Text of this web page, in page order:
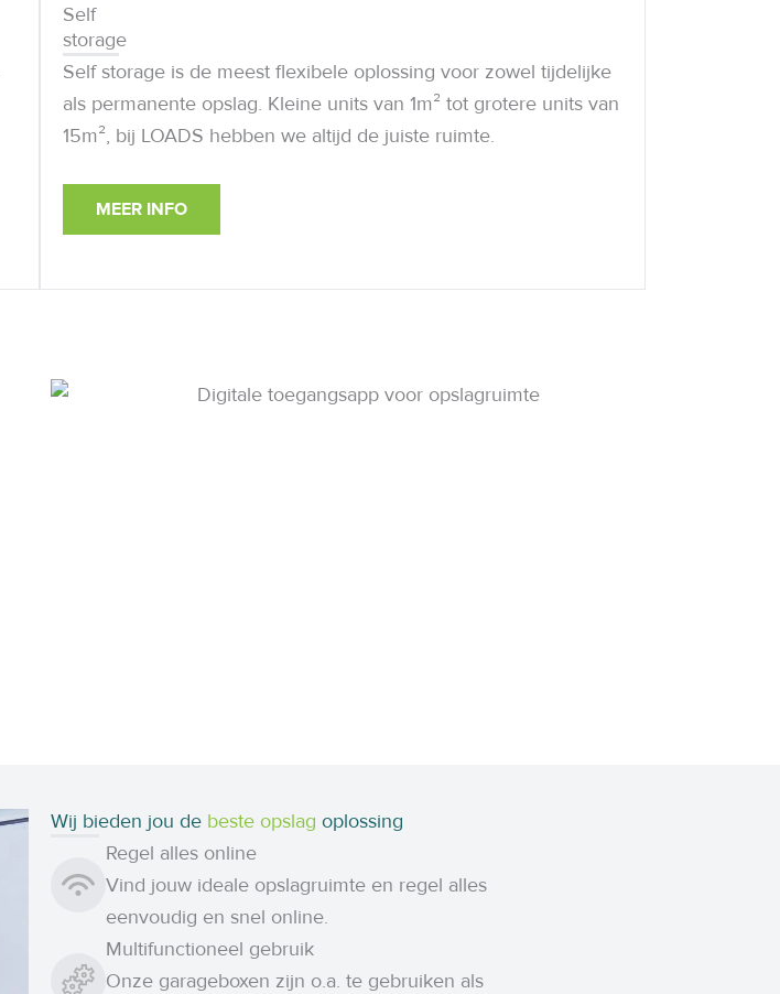
Self
storage
Self storage is de meest flexibele oplossing voor zowel tijdelijke
als permanente opslag. Kleine units van 1m² tot grotere units van
15m², bij LOADS hebben we altijd de juiste ruimte.
MEER INFO
Wij bieden jou de beste opslag oplossing
Regel alles online
Vind jouw ideale opslagruimte en regel alles
eenvoudig en snel online.
Multifunctioneel gebruik
Onze garageboxen zijn o.a. te gebruiken als